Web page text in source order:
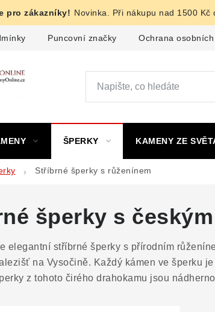
Novinka. Při nákupu nad 1500 Kč
Puncovní značky Ochrana
ŠPERKY KAMENY ZE
Stříbrné šperky s růženínem
šperky s
elegantní stříbrné šperky s přírodním
na Vysočině. Každý kámen ve šperku
z tohoto čirého drahokamu jsou